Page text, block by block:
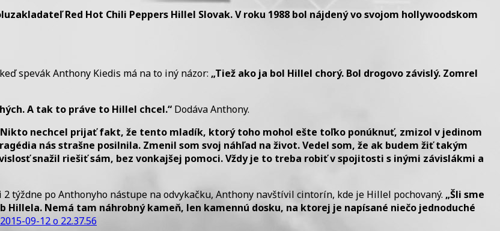
Red Hot Chili Peppers Hillel Slovak. V roku 1988 bol nájdený vo svojom hollywoodskom
spevák Anthony Kiedis má na to iný názor: „Tiež ako ja bol Hillel chorý. Bol drogovo závislý. Zomrel
A tak to práve to Hillel chcel.“ Dodáva Anthony.
ikto nechcel prijať fakt, že tento mladík, ktorý toho mohol ešte toľko ponúknuť, zmizol v jedinom
násstrašne posilnila. Zmenil som svoj náhľad na život.Vedel som, že ak budem žiť takým
snažil riešiťsám, bez vonkajšej pomoci.Vždy je to treba robiťv spojitosti s inými závislákmi a
týždne po Anthonyho nástupe na odvykačku, Anthony navštívil cintorín, kde je Hillel pochovaný. „Šli sme
Nemá tam náhrobný kameň, len kamennú dosku, na ktorej je napísané niečo jednoduché